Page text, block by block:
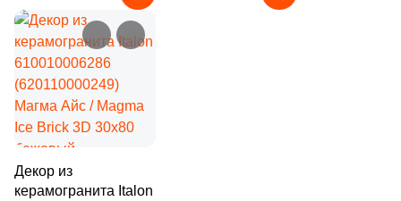
Оникс (41)
Орнамент (166
Оттенки цвета (312)
Паркет (
Перламутр (
Magma Silver Brick
3D 30x80 серый
натуральный / 3D/
объемный под
камень
Magma Mineral Brick
Декор из
керамогранита Italon